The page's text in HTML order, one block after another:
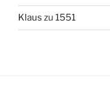
Klaus zu 1551